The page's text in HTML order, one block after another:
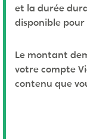
et la durée
disponible pour
Le montant
votre compte
contenu que